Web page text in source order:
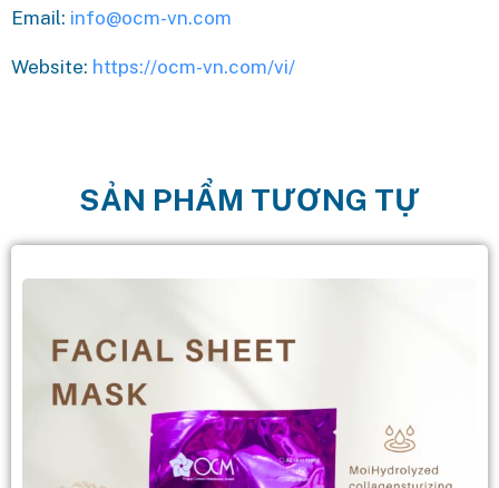
Email: info@ocm-vn.com
Website: https://ocm-vn.com/vi/
SẢN PHẨM TƯƠNG TỰ